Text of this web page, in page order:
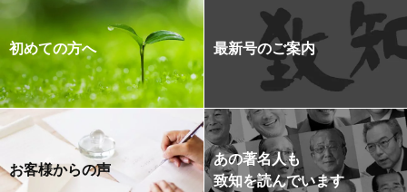
初めての方へ 最新号のご案内
お客様からの声
あの著名人も
致知を読んでいます